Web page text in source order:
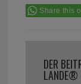
Share this
DER
LANDE®